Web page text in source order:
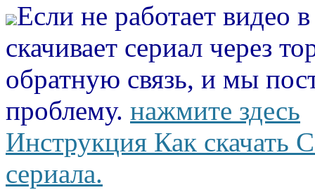
Если не работает видео
скачивает сериал через
обратную связь, и мы
проблему. нажмите здесь
Инструкция Как скачать
сериала.